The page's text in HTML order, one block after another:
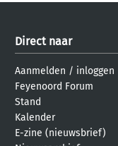
Direct naar
Aanmelden / inloggen
Feyenoord Forum
Stand
Kalender
E-zine (nieuwsbrief)